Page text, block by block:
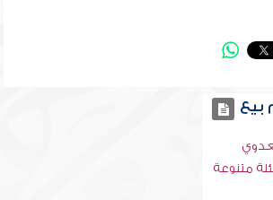
متنوعة